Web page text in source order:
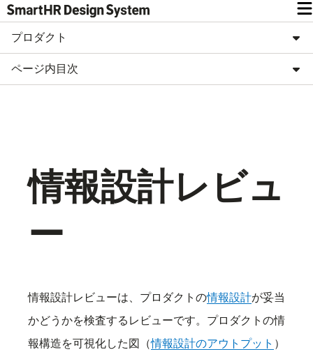
プロダクト
ページ内目次
情報設計レビュ
ー
情報設計レビューは、プロダクトの情報設計が妥当
かどうかを検査するレビューです。プロダクトの情
報構造を可視化した図（情報設計のアウトプット ）